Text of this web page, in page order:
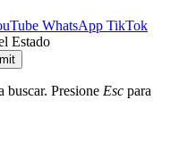
WhatsApp TikTok
Estado
buscar. Presione Esc para